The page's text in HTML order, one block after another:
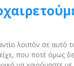
λοιπόν σε αυτό
που ποτέ όμως